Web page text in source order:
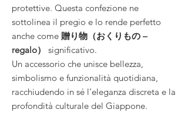
protettive. Questa confezione ne
sottolinea il pregio e lo rende perfetto
anche come 贈り物（おくりもの –
regalo）
significativo.
Un accessorio che unisce bellezza,
simbolismo e funzionalità quotidiana,
racchiudendo in sé l’eleganza discreta e la
profondità culturale del Giappone.